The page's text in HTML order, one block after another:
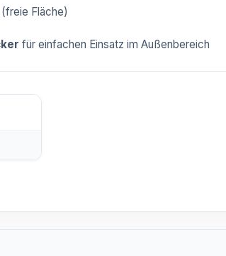
(freie Fläche)
für einfachen Einsatz im Außenbereich